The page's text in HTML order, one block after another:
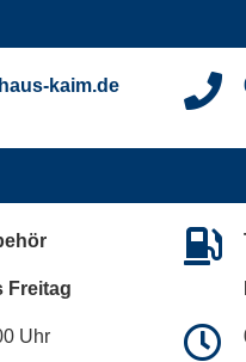
kaim.de
Freitag
Uhr